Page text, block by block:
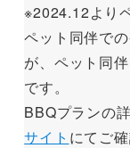
※2024.12より
ペット同伴で
が、ペット同
です。
BBQプランの
サイト にてご